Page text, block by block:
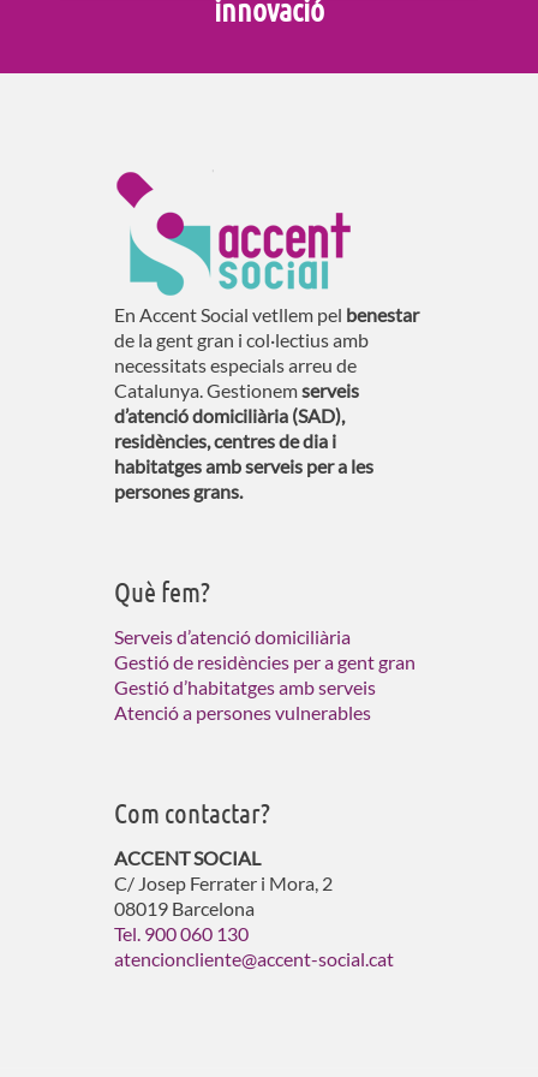
innovació
En Accent Social vetllem pel benestar
de la gent gran i col·lectius amb
necessitats especials arreu de
Catalunya. Gestionemserveis
d’atenció domiciliària (SAD),
residències, centres de dia i
habitatges amb serveis per a les
persones grans.
Què fem?
Serveis d’atenció domiciliària
Gestió de residències per a gent gran
Gestió d’habitatges amb serveis
Atenció a persones vulnerables
Com contactar?
ACCENT SOCIAL
C/ Josep Ferrater i Mora, 2
08019 Barcelona
Tel. 900 060 130
atencioncliente@accent-social.cat